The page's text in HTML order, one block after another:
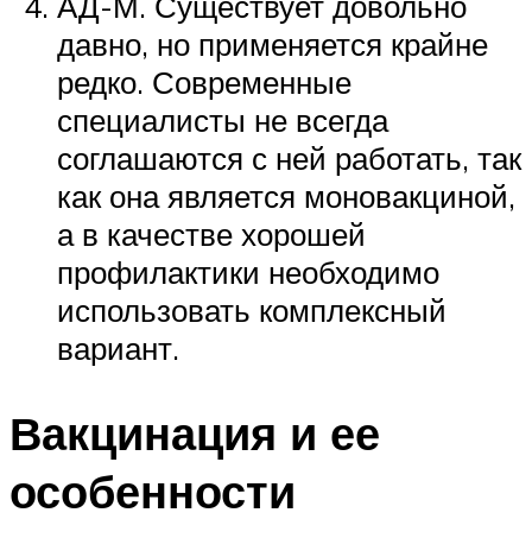
давно, но применяется крайне
редко. Современные
специалисты не всегда
соглашаются с ней работать, так
как она является моновакциной,
а в качестве хорошей
профилактики необходимо
использовать комплексный
вариант.
Вакцинация и ее
особенности